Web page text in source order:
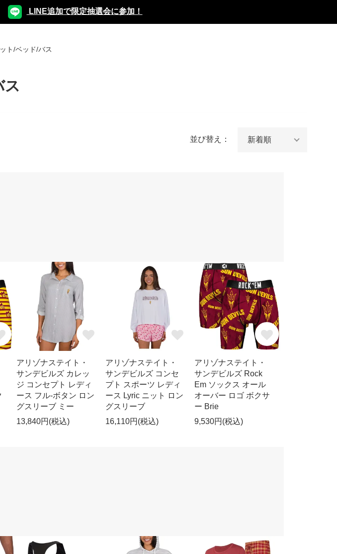
LINE追加で限定抽選会に参加！
ト/ベッド/バス
並び替え：
アリゾナステイト・
サンデビルズ カレッ
ジ コンセプト レディ
ース フル-ボタン ロン
グスリーブ ミー
13,840円(税込)
アリゾナステイト・
サンデビルズ コンセ
プト スポーツ レディ
ース Lyric ニット ロン
グスリーブ
16,110円(税込)
アリゾナステイト・
サンデビルズ Rock
Em ソックス オール
オーバー ロゴ ボクサ
ー Brie
9,530円(税込)